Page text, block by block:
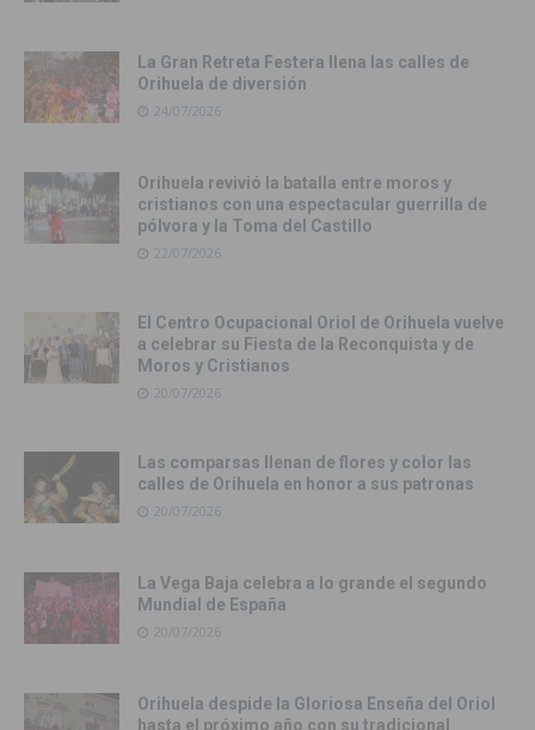
La Gran Retreta Festera llena las calles de
Orihuela de diversión
24/07/2026
Orihuela revivió la batalla entre moros y
cristianos con una espectacular guerrilla de
pólvora y la Toma del Castillo
22/07/2026
El Centro Ocupacional Oriol de Orihuela vuelve
a celebrar su Fiesta de la Reconquista y de
Moros y Cristianos
20/07/2026
Las comparsas llenan de flores y color las
calles de Orihuela en honor a sus patronas
20/07/2026
La Vega Baja celebra a lo grande el segundo
Mundial de España
20/07/2026
Orihuela despide la Gloriosa Enseña del Oriol
hasta el próximo año con su tradicional